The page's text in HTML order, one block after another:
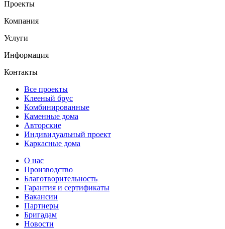
Проекты
Компания
Услуги
Информация
Контакты
Все проекты
Клееный брус
Комбинированные
Каменные дома
Авторские
Индивидуальный проект
Каркасные дома
О нас
Производство
Благотворительность
Гарантия и сертификаты
Вакансии
Партнеры
Бригадам
Новости